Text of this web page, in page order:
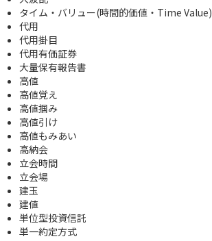
タイム・バリュー(時間的価値・Time Value)
代用
代用掛目
代用有価証券
大量保有報告書
高値
高値覚え
高値掴み
高値引け
高値もみあい
高納会
立会時間
立会場
建玉
建値
単位型投資信託
単一約定方式